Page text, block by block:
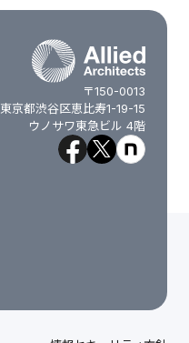
〒150-0013
東京都渋谷区恵比寿1-19-15
ウノサワ東急ビル 4階